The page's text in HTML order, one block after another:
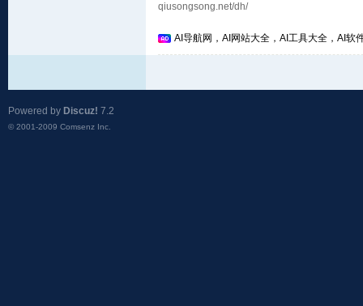
qiusongsong.net/dh/
AI导航网，AI网站大全，AI工具大全，AI软
Powered by Discuz! 7.2
© 2001-2009 Comsenz Inc.